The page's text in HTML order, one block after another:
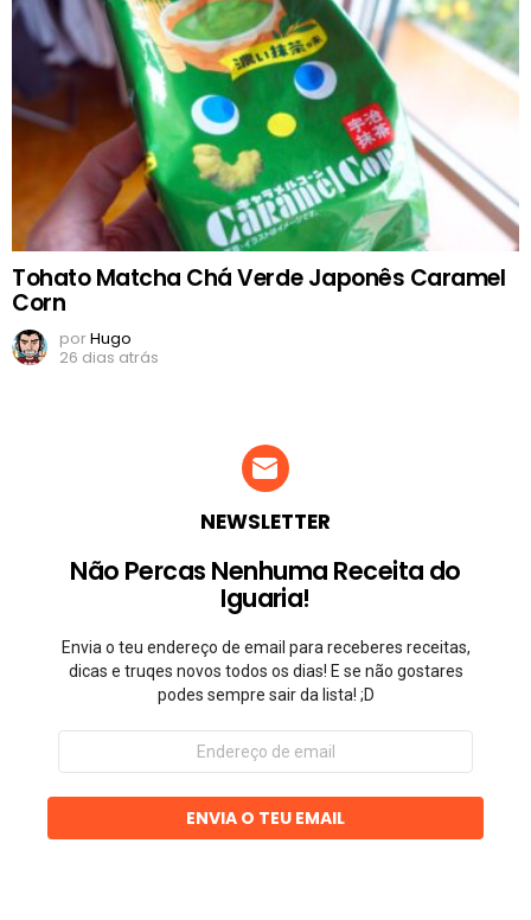
Tohato Matcha Chá Verde Japonês Caramel
Corn
porHugo
26 dias atrás
NEWSLETTER
Não Percas Nenhuma Receita do
Iguaria!
Envia o teu endereço de email para receberes receitas,
dicas e truqes novos todos os dias! E se não gostares
podes sempre sair da lista! ;D
Endereço
email
ENVIA O TEU EMAIL